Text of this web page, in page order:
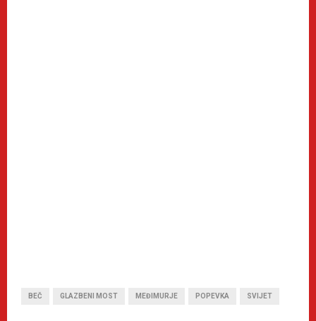
BEČ GLAZBENI MOST MEĐIMURJE POPEVKA SVIJET